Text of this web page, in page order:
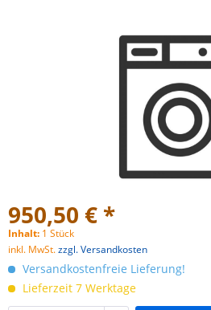
950,50 € *
Inhalt: 1 Stück
inkl. MwSt.zzgl. Versandkosten
Versandkostenfreie Lieferung!
Lieferzeit 7 Werktage